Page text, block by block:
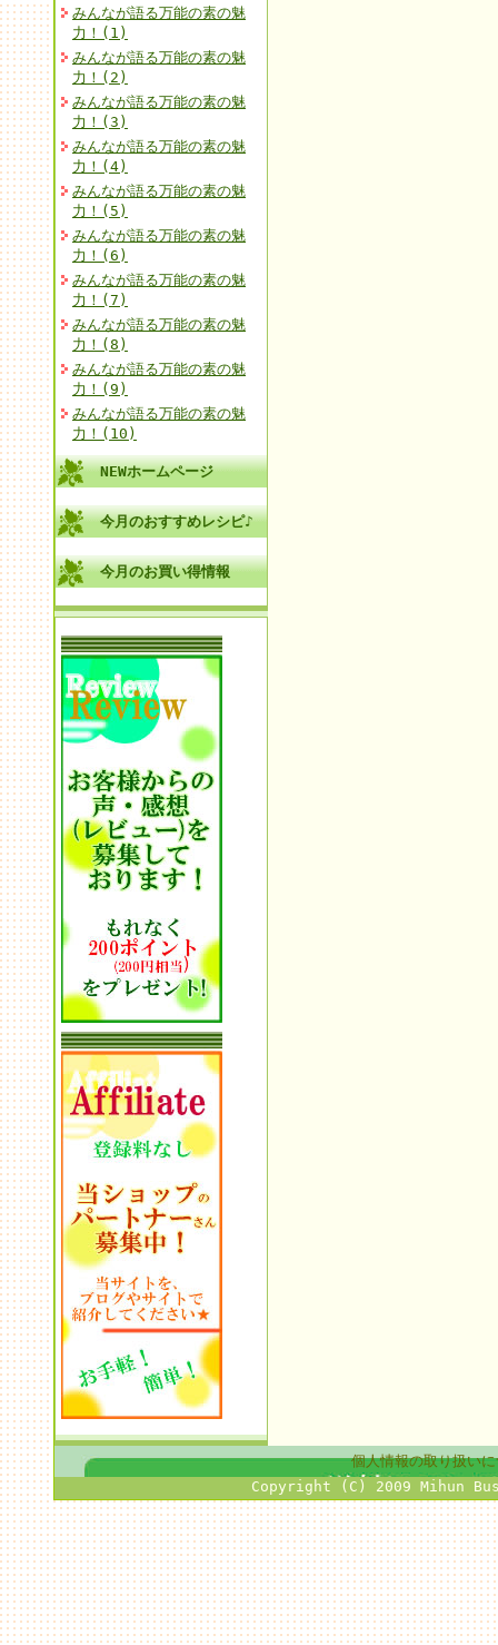
みんなが語る万能の素の魅
力！(1)
みんなが語る万能の素の魅
力！(2)
みんなが語る万能の素の魅
力！(3)
みんなが語る万能の素の魅
力！(4)
みんなが語る万能の素の魅
力！(5)
みんなが語る万能の素の魅
力！(6)
みんなが語る万能の素の魅
力！(7)
みんなが語る万能の素の魅
力！(8)
みんなが語る万能の素の魅
力！(9)
みんなが語る万能の素の魅
力！(10)
NEWホームページ
今月のおすすめレシピ♪
今月のお買い得情報
個人情報の取り扱い
Copyright (C) 2009 Mihun